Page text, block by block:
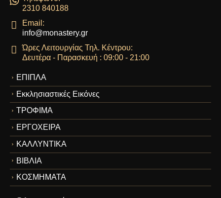
2310 840188
Email:
info@monastery.gr
Ώρες Λειτουργίας Τηλ. Κέντρου:
Δευτέρα - Παρασκευή : 09:00 - 21:00
ΕΠΙΠΛΑ
Εκκλησιαστικές Εικόνες
ΤΡΟΦΙΜΑ
ΕΡΓΟΧΕΙΡΑ
ΚΑΛΛΥΝΤΙΚΑ
ΒΙΒΛΙΑ
ΚΟΣΜΗΜΑΤΑ